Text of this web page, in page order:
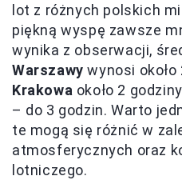
lot z różnych polskich
piękną wyspę zawsze
wynika z obserwacji,
Warszawy wynosi
Krakowa około 2
– do 3 godzin. Warto
te mogą się różnić w
atmosferycznych oraz
lotniczego.